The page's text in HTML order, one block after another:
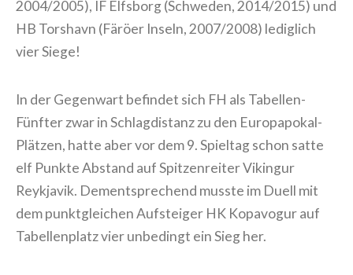
2004/2005), IF Elfsborg (Schweden, 2014/2015) und
HB Torshavn (Färöer Inseln, 2007/2008) lediglich
vier Siege!
In der Gegenwart befindet sich FH als Tabellen-
Fünfter zwar in Schlagdistanz zu den Europapokal-
Plätzen, hatte aber vor dem 9. Spieltag schon satte
elf Punkte Abstand auf Spitzenreiter Vikingur
Reykjavik. Dementsprechend musste im Duell mit
dem punktgleichen Aufsteiger HK Kopavogur auf
Tabellenplatz vier unbedingt ein Sieg her.